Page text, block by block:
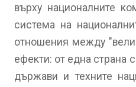
върху националните
система на
отношения между
ефекти: от една страна
държави и техните